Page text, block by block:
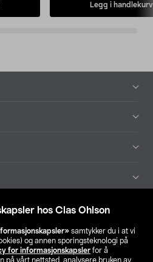
hos Clas Ohlson
samtykker du i at vi
og annen sporingsteknologi på
for informasjonskapsler for å
på vårt nettsted, analysere bruken av
Legg i handlekurv
din butikk